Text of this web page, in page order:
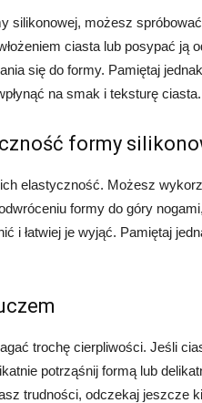
silikonowej, możesz
ciasta lub posypać ją
się do formy. Pamiętaj
na smak i teksturę ciasta.
formy
elastyczność. Możesz
formy do góry
i łatwiej je wyjąć. Pamiętaj
trochę cierpliwości. Jeśli
potrząśnij formą lub
trudności, odczekaj jeszcze